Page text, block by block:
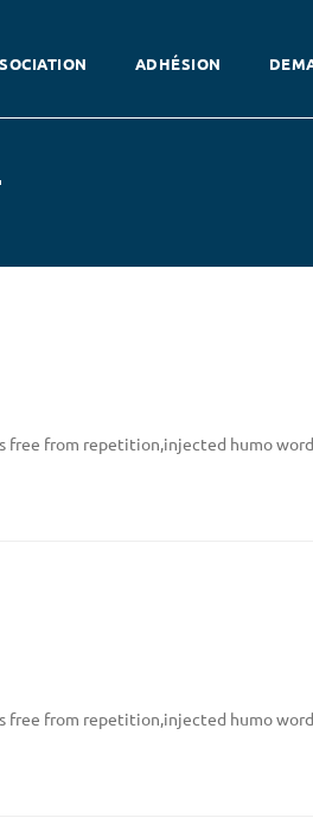
ADHÉSION
free from repetition,injected humo
free from repetition,injected humo